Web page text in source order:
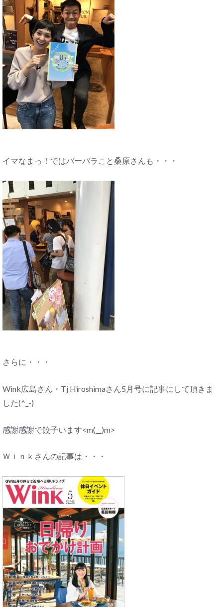
イマなまっ！ではバーバラこと桑原さんも・・・
さらに・・・
Wink広島さん・Tj Hiroshimaさん5月号に記事にして頂きま
した(^_-)
感謝感謝で餃子います<m(__)m>
Ｗｉｎｋさんの記事は・・・